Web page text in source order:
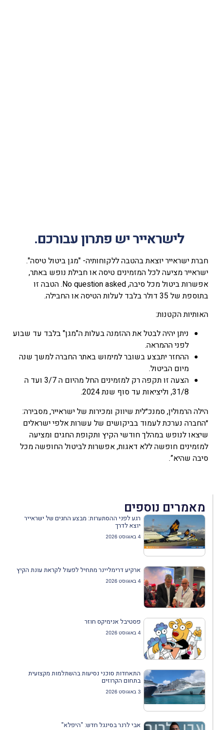
לישראייר יש פתרון עבורכם.
חברת ישראייר יוצאת בהטבה ללקוחותיה- "מגן ביטול טיסה".
ישראייר מציעה לכל המזמינים טיסה או חבילת נופש באתר,
אפשרות ביטול מכל סיבה, No question asked. הטבה זו
בתוספת של 35 דולר בלבד לעלות הטיסה או החבילה.
האותיות הקטנות:
ניתן יהיה לבטל את ההזמנה בעלות ה"מגן" בלבד עד שבוע
לפני ההמראה.
ההחזר יתבצע בשובר למימוש באתר החברה למשך שנה
מיום הביטול.
הצעה זו תקפה רק למזמינים החל מהיום ה 3/7 ועד ה
31/8, וליציאות עד סוף שנת 2024.
הילה הרמולין, סמנכ״לית שיווק ומכירות של ישראייר, מסבירה:
״החברה נערכת לעמוד בביקושים של עשרות אלפי ישראלים
שיצאו לנופש במהלך חודשי הקיץ ותקופת החגים ומציעה
למזמינים חופשה ללא דאגות, אפשרות לביטול החופשה מכל
סיבה שהיא”.
מאמרים נוספים
רגע לפני ההסתערות: מבצע החגים של ישראייר
יוצא לדרך
4 באוגוסט 2026
ארקיע דרימליינר מתחיל לפעול לקראת עונת הקיץ
4 באוגוסט 2026
פסטיבל אנימיקס חוזר
4 באוגוסט 2026
התאחדות סוכני נסיעות בהשתלמות מקצועית
בתחום הקרוזים
3 באוגוסט 2026
אבי לרנר בסינגל חדש: "היפלא"